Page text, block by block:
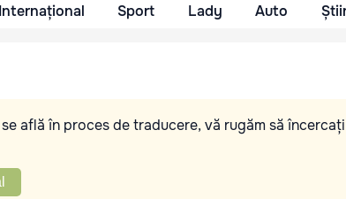
Internațional Sport Lady Auto
află în proces de traducere, vă rugăm să